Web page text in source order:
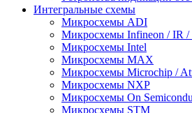
Интегральные схемы
Микросхемы ADI
Микросхемы Infineon / IR /
Микросхемы Intel
Микросхемы MAX
Микросхемы Microchip /
Микросхемы NXP
Микросхемы On
Микросхемы STM